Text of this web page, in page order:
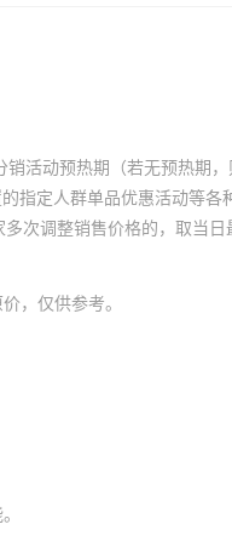
活动预热期（若无预热期
指定人群单品优惠活动等
次调整销售价格的，取当日
，仅供参考。